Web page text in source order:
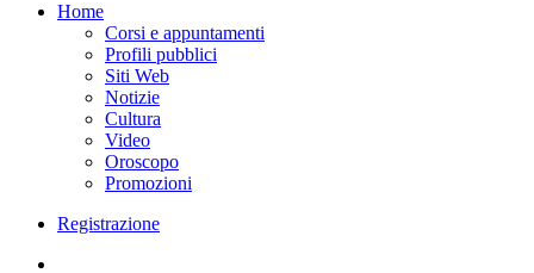
Home
Corsi e appuntamenti
Profili pubblici
Siti Web
Notizie
Cultura
Video
Oroscopo
Promozioni
Registrazione